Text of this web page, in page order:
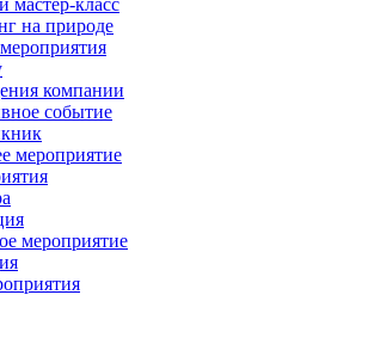
на природе
компании
событие
мероприятие
мероприятие